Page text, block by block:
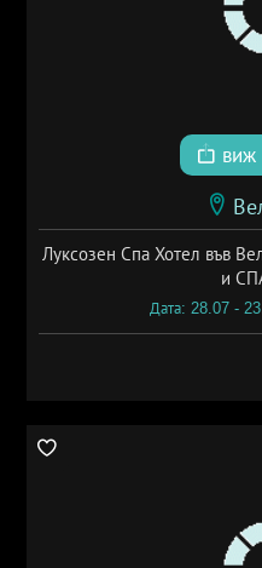
виж
Луксозен Спа Хотел във
и
Дата: 28.07 -